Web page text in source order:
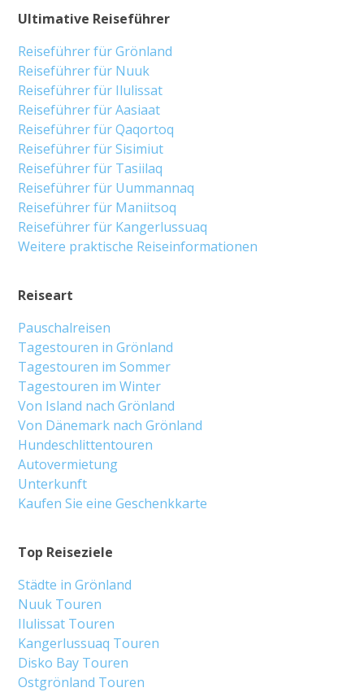
Top Reiseziele
Städte in Grönland
Nuuk Touren
Ilulissat Touren
Kangerlussuaq Touren
Disko Bay Touren
Ostgrönland Touren
Reiseart
Pauschalreisen
Tagestouren in Grönland
Tagestouren im Sommer
Tagestouren im Winter
Von Island nach Grönland
Von Dänemark nach Grönland
Hundeschlittentouren
Autovermietung
Unterkunft
Kaufen Sie eine Geschenkkarte
Ultimative Reiseführer
Reiseführer für Grönland
Reiseführer für Nuuk
Reiseführer für Ilulissat
Reiseführer für Aasiaat
Reiseführer für Qaqortoq
Reiseführer für Sisimiut
Reiseführer für Tasiilaq
Reiseführer für Uummannaq
Reiseführer für Maniitsoq
Reiseführer für Kangerlussuaq
Weitere praktische Reiseinformationen